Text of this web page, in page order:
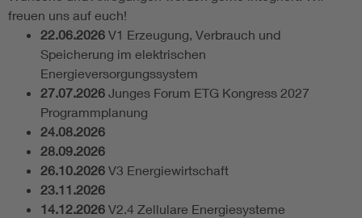
freuen uns auf euch!
22.06.2026 V1 Erzeugung, Verbrauch und
Speicherung im elektrischen
Energieversorgungssystem
27.07.2026 Junges Forum ETG Kongress 2027
Programmplanung
24.08.2026
28.09.2026
26.10.2026 V3 Energiewirtschaft
23.11.2026
14.12.2026 V2.4 Zellulare Energiesysteme